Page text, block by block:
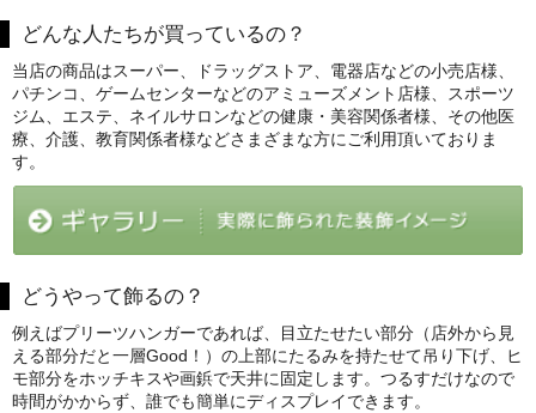
どんな人たちが買っているの？
当店の商品はスーパー、ドラッグストア、電器店などの小売店様、
パチンコ、ゲームセンターなどのアミューズメント店様、スポーツ
ジム、エステ、ネイルサロンなどの健康・美容関係者様、その他医
療、介護、教育関係者様などさまざまな方にご利用頂いておりま
す。
どうやって飾るの？
例えばプリーツハンガーであれば、目立たせたい部分（店外から見
える部分だと一層Good！）の上部にたるみを持たせて吊り下げ、ヒ
モ部分をホッチキスや画鋲で天井に固定します。つるすだけなので
時間がかからず、誰でも簡単にディスプレイできます。